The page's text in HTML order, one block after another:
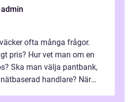
admin
ofta många frågor.
pris? Hur vet man om en
Ska man välja pantbank,
handlare? När